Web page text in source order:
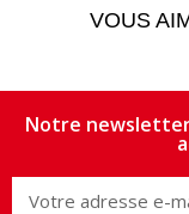
VOUS
Notre